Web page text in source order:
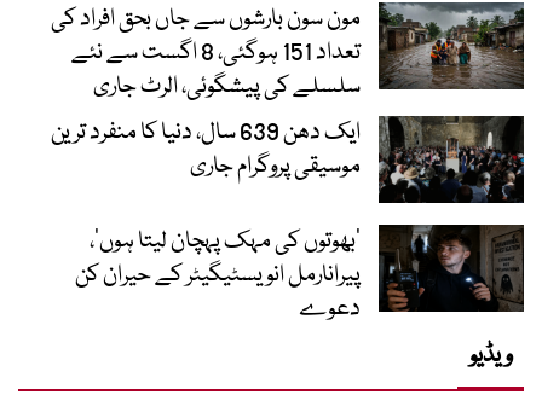
مون سون بارشوں سے جاں بحق افراد کی
تعداد 151 ہوگئی، 8 اگست سے نئے
سلسلے کی پیشگوئی، الرٹ جاری
ایک دھن 639 سال، دنیا کا منفرد ترین
موسیقی پروگرام جاری
‘بھوتوں کی مہک پہچان لیتا ہوں’،
پیرانارمل انویسٹیگیٹر کے حیران کن
دعوے
ویڈیو